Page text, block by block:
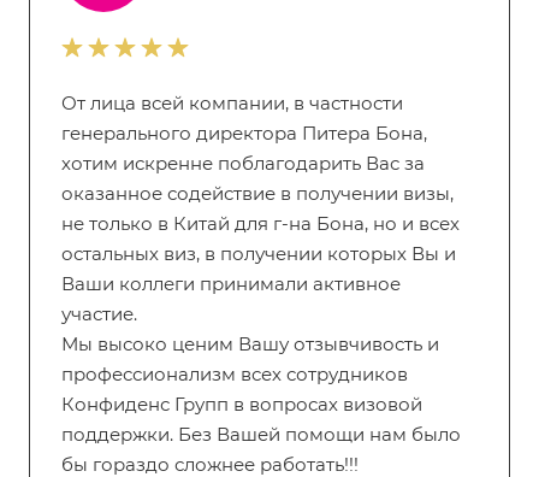
От лица всей компании, в частности
генерального директора Питера Бона,
хотим искренне поблагодарить Вас за
оказанное содействие в получении визы,
не только в Китай для г-на Бона, но и всех
остальных виз, в получении которых Вы и
Ваши коллеги принимали активное
участие.
Мы высоко ценим Вашу отзывчивость и
профессионализм всех сотрудников
Конфиденс Групп в вопросах визовой
поддержки. Без Вашей помощи нам было
бы гораздо сложнее работать!!!